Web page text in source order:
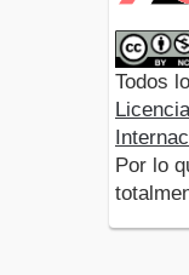
Todos
Por lo